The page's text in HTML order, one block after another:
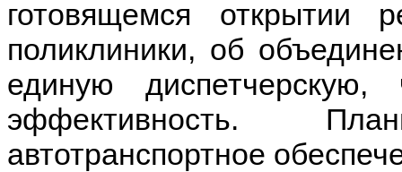
готовящемся открытии
поликлиники, об
единую
эффективность.
автотранспортное